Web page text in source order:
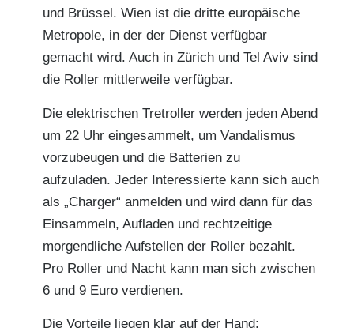
und Brüssel. Wien ist die dritte europäische
Metropole, in der der Dienst verfügbar
gemacht wird. Auch in Zürich und Tel Aviv sind
die Roller mittlerweile verfügbar.
Die elektrischen Tretroller werden jeden Abend
um 22 Uhr eingesammelt, um Vandalismus
vorzubeugen und die Batterien zu
aufzuladen. Jeder Interessierte kann sich auch
als „Charger“ anmelden und wird dann für das
Einsammeln, Aufladen und rechtzeitige
morgendliche Aufstellen der Roller bezahlt.
Pro Roller und Nacht kann man sich zwischen
6 und 9 Euro verdienen.
Die Vorteile liegen klar auf der Hand: